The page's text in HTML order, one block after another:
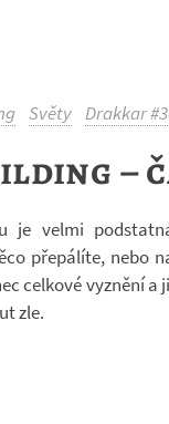
Světy Drakkar
–
je velmi
pře­pá­líte, nebo
cel­kové vy­znění a
zle.